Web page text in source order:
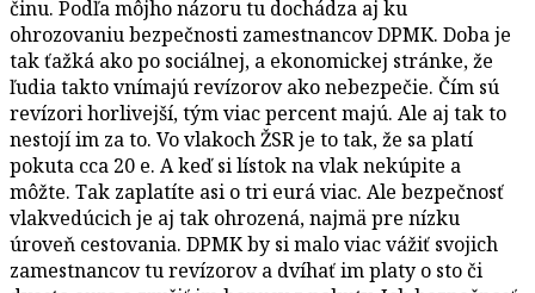
činu. Podľa môjho názoru tu dochádza aj ku
ohrozovaniu bezpečnosti zamestnancov DPMK. Doba je
tak ťažká ako po sociálnej, a ekonomickej stránke, že
ľudia takto vnímajú revízorov ako nebezpečie. Čím sú
revízori horlivejší, tým viac percent majú. Ale aj tak to
nestojí im za to. Vo vlakoch ŽSR je to tak, že sa platí
pokuta cca 20 e. A keď si lístok na vlak nekúpite a
môžte. Tak zaplatíte asi o tri eurá viac. Ale bezpečnosť
vlakvedúcich je aj tak ohrozená, najmä pre nízku
úroveň cestovania. DPMK by si malo viac vážiť svojich
zamestnancov tu revízorov a dvíhať im platy o sto či